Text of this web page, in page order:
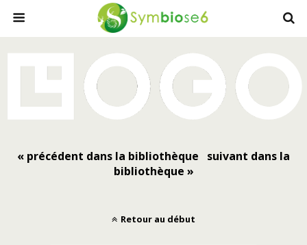
« précédent dans la bibliothèque
suivant dans la
bibliothèque »
Retour au début